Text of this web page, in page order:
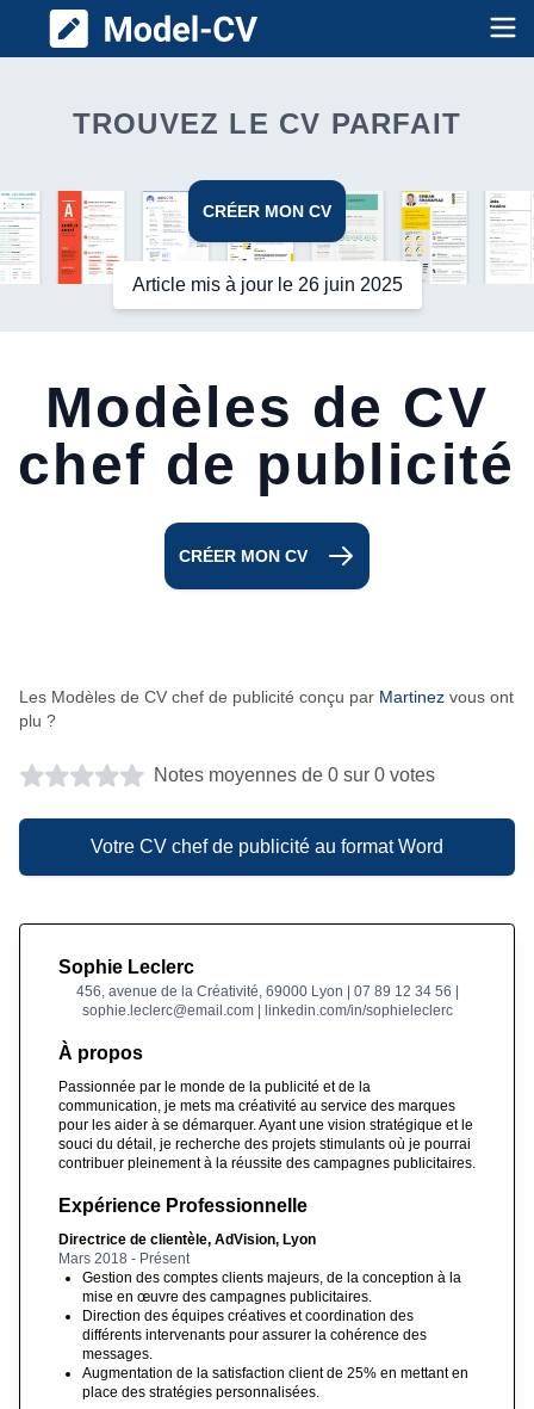
Model CV
TROUVEZ LE CV PARFAIT
CRÉER MON CV
Article mis à jour le 26 juin 2025
Modèles de CV
chef de publicité
CRÉER MON CV
Les Modèles de CV chef de publicité conçu par Martinez vous ont
plu ?
Notes moyennes de 0 sur 0 votes
Votre CV chef de publicité au format Word
Sophie Leclerc
456, avenue de la Créativité, 69000 Lyon | 07 89 12 34 56 |
sophie.leclerc@email.com | linkedin.com/in/sophieleclerc
À propos
Passionnée par le monde de la publicité et de la
communication, je mets ma créativité au service des marques
pour les aider à se démarquer. Ayant une vision stratégique et le
souci du détail, je recherche des projets stimulants où je pourrai
contribuer pleinement à la réussite des campagnes publicitaires.
Expérience Professionnelle
Directrice de clientèle, AdVision, Lyon
Mars 2018 - Présent
Gestion des comptes clients majeurs, de la conception à la
mise en œuvre des campagnes publicitaires.
Direction des équipes créatives et coordination des
différents intervenants pour assurer la cohérence des
messages.
Augmentation de la satisfaction client de 25% en mettant en
place des stratégies personnalisées.